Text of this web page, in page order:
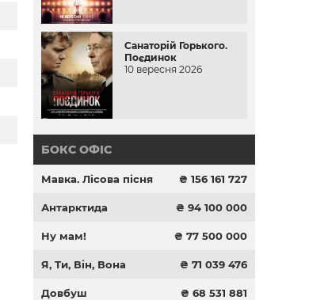
Санаторій Горького.
Поєдинок
10 вересня 2026
БОКС ОФІС
Мавка. Лісова пісня ₴ 156 161 727
Антарктида ₴ 94 100 000
Ну мам! ₴ 77 500 000
Я, Ти, Він, Вона ₴ 71 039 476
Довбуш ₴ 68 531 881